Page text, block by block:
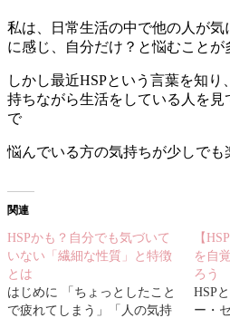
私は、日常生活の中で他の人が
に感じ、自分だけ？と悩むことが
しかし最近HSPという言葉を知
持ちながら生活をしている人を
で
悩んでいる方の気持ちが少しでも
関連
HSPかも？自分でも気づいて
いない「繊細な性質」と特徴
とは
はじめに 「ちょっとしたこと
で疲れてしまう」「人の気持
【
を自
ろう
HSP
ー・